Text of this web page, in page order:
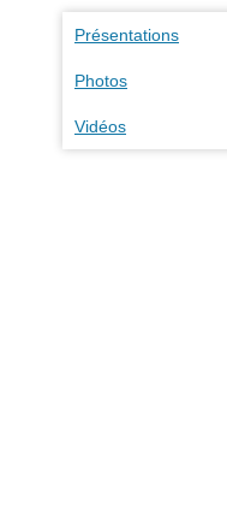
Présentations
Photos
Vidéos